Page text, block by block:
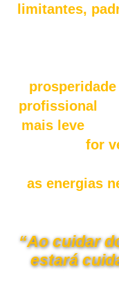
limitantes,
prosperidade
profissional
mais leve
for
as energias
“Ao cuidar
estará